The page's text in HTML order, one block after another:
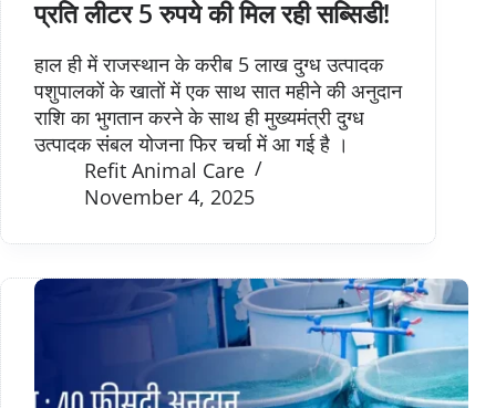
प्रति लीटर 5 रुपये की मिल रही सब्सिडी!
हाल ही में राजस्थान के करीब 5 लाख दुग्ध उत्पादक
पशुपालकों के खातों में एक साथ सात महीने की अनुदान
राशि का भुगतान करने के साथ ही मुख्यमंत्री दुग्ध
उत्पादक संबल योजना फिर चर्चा में आ गई है ।
Refit Animal Care
November 4, 2025